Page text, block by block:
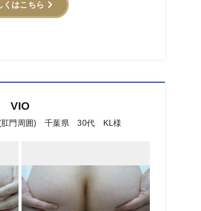
くはこちら
VIO
(肛門周囲) 千葉県 30代 KL様